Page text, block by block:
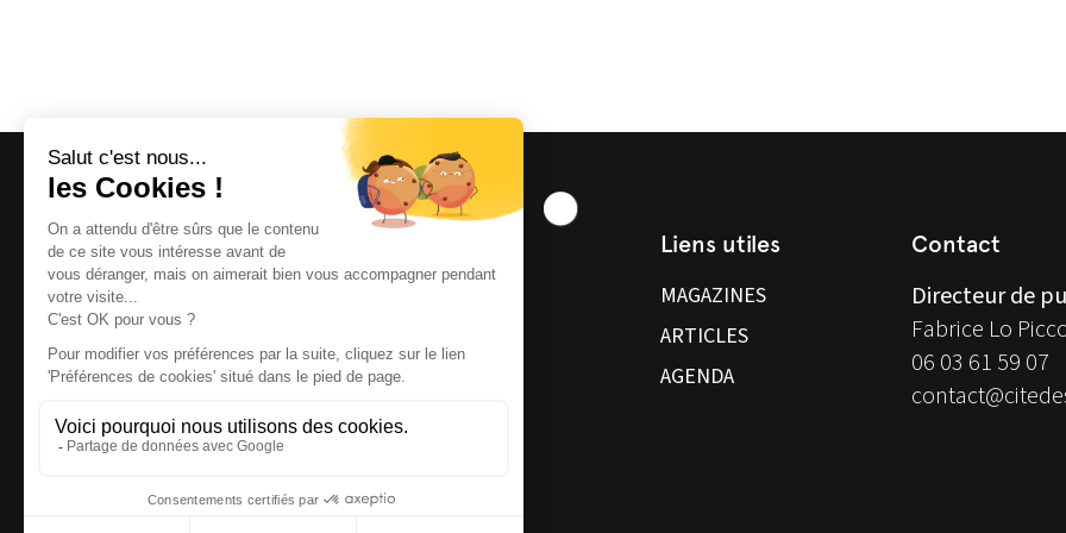
Magazine et site internet culturels varois.
Liens utiles
MAGAZINES
ARTICLES
AGENDA
Contact
Directeur de
Fabrice Lo
06 03 61 59 07